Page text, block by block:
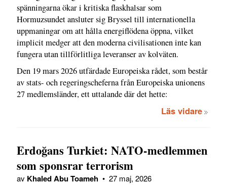
spänningarna ökar i kritiska flaskhalsar som
Hormuzsundet ansluter sig Bryssel till internationella
uppmaningar om att hålla energiflödena öppna, vilket
implicit medger att den moderna civilisationen inte kan
fungera utan tillförlitliga leveranser av kolväten.
Den 19 mars 2026 utfärdade Europeiska rådet, som består
av stats- och regeringscheferna från Europeiska unionens
27 medlemsländer, ett uttalande där det hette:
Läs vidare
Erdoğans Turkiet: NATO-medlemmen
som sponsrar terrorism
av Khaled Abu Toameh • 27 maj, 2026